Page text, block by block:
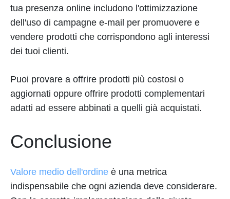
tua presenza online includono l'ottimizzazione
dell'uso di campagne e-mail per promuovere e
vendere prodotti che corrispondono agli interessi
dei tuoi clienti.
Puoi provare a offrire prodotti più costosi o
aggiornati oppure offrire prodotti complementari
adatti ad essere abbinati a quelli già acquistati.
Conclusione
Valore medio dell'ordine è una metrica
indispensabile che ogni azienda deve considerare.